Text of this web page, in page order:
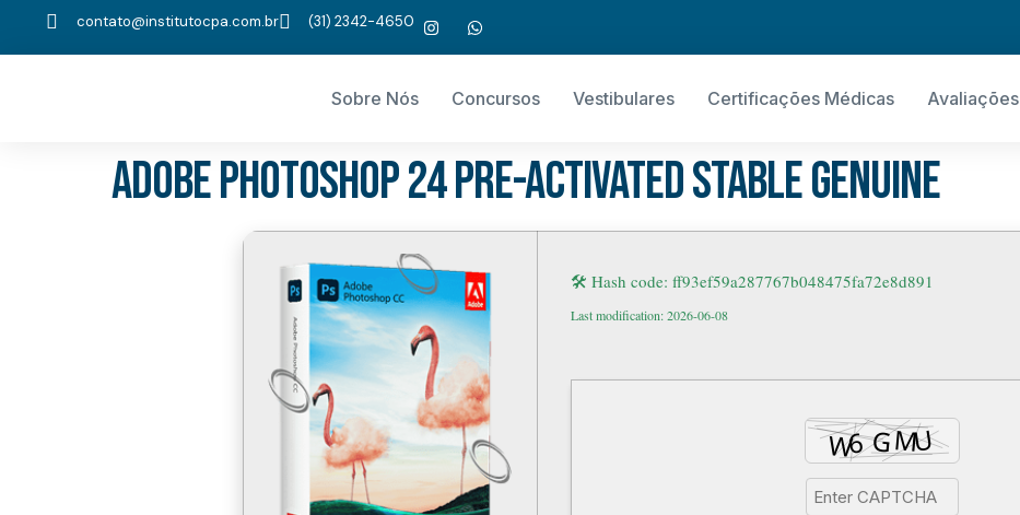
contato@institutocpa.com.br (31) 2342-4650
Sobre Nós Concursos Vestibulares Certificações Médicas Avaliações
Adobe Photoshop 24 Pre-Activated Stable Genuine
🛠 Hash code: ff93ef59a287767b048475fa72e8d891
Last modification: 2026-06-08